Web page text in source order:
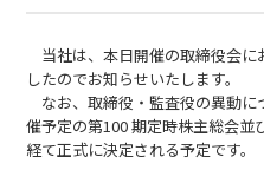
当社は、本日開催の取締役会に
したのでお知らせいたします。
なお、取締役・監査役の異動に
催予定の第100 期定時株主総会
経て正式に決定される予定です。